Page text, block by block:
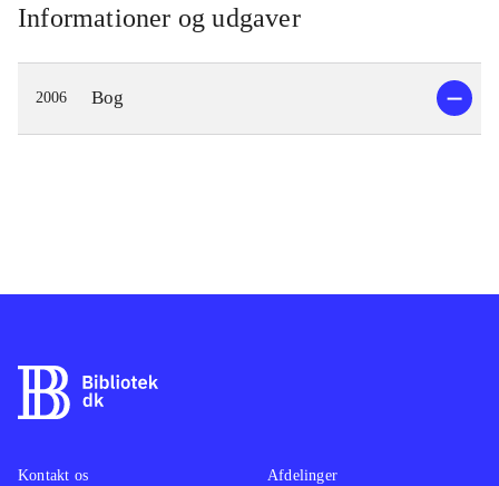
Informationer og udgaver
2006 Bog
Kontakt os
Afdelinger